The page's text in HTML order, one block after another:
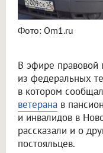
Фото: Om1.ru
В эфире
из федеральных
в котором
ветерана в
и инвалидов в
рассказали и о
постояльцев.